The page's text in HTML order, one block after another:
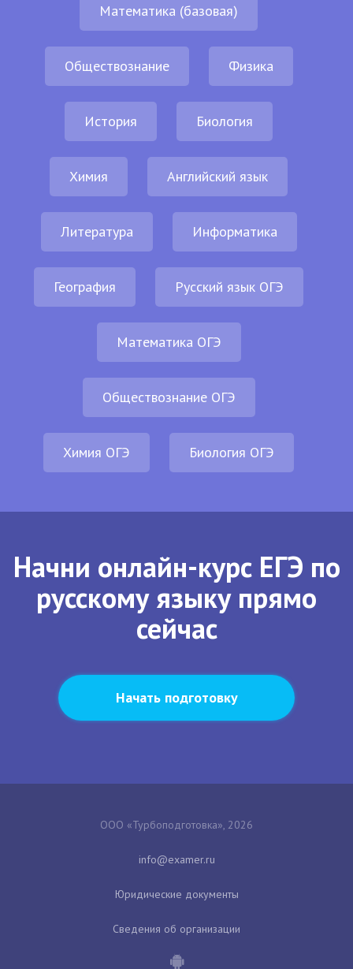
Математика (базовая)
Обществознание Физика
История Биология
Химия Английский язык
Литература Информатика
География Русский язык ОГЭ
Математика ОГЭ
Обществознание ОГЭ
Химия ОГЭ Биология ОГЭ
Начни онлайн-курс ЕГЭ по
русскому языку прямо
сейчас
Начать подготовку
ООО «Турбоподготовка», 2026
Юридические документы
Сведения об организации